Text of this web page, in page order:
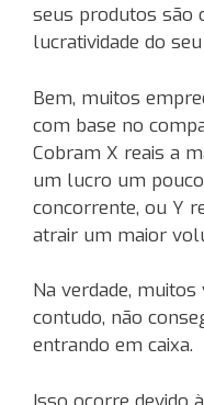
seus produtos são
lucratividade do
Bem, muitos
com base no
Cobram X reais a
um lucro um
concorrente, ou Y
atrair um maior
Na verdade,
contudo, não
entrando em caixa.